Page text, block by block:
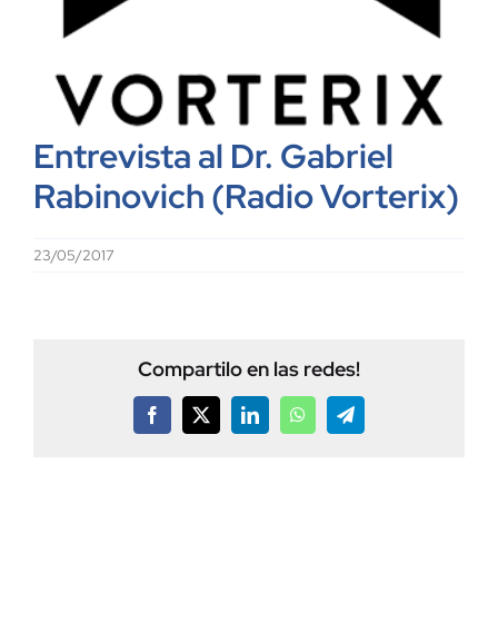
Entrevista al Dr. Gabriel
Rabinovich (Radio Vorterix)
23/05/2017
Compartilo en las redes!
Facebook
X LinkedInWhatsAppTelegram